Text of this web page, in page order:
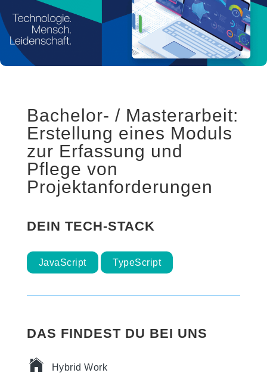
Bachelor- / Masterarbeit:
Erstellung eines Moduls
zur Erfassung und
Pflege von
Projektanforderungen
DEIN TECH-STACK
JavaScript TypeScript
DAS FINDEST DU BEI UNS
Hybrid Work